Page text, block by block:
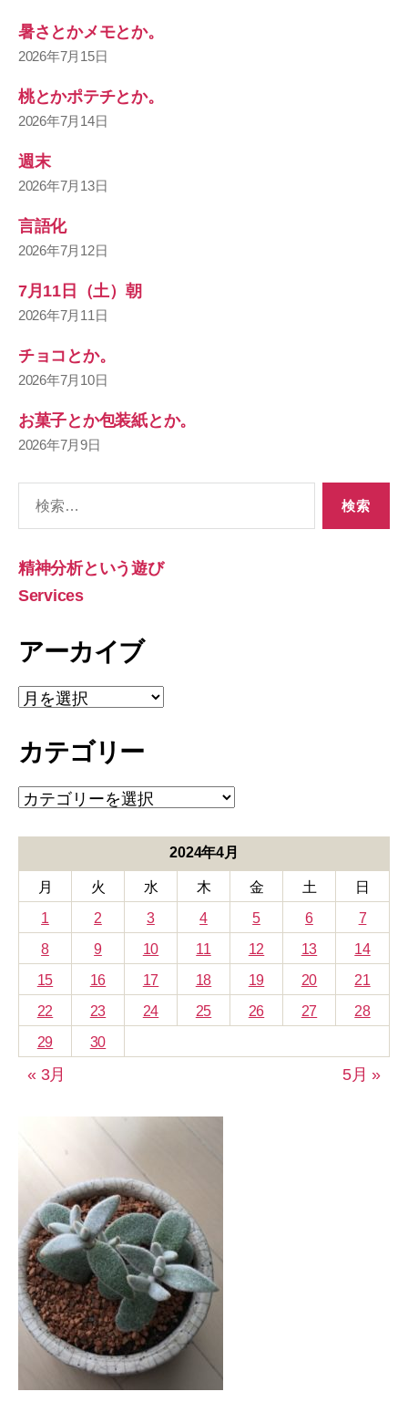
暑さとかメモとか。
2026年7月15日
桃とかポテチとか。
2026年7月14日
週末
2026年7月13日
言語化
2026年7月12日
7月11日（土）朝
2026年7月11日
チョコとか。
2026年7月10日
お菓子とか包装紙とか。
2026年7月9日
象:
精神分析という遊び
Services
アーカイブ
ア
ー
イ
カテゴリー
カ
テ
ー
2024年4月
月 火 水 木 金 土
日
1
2 3 4 5 6
7
8
9 10 11 12 13
14
15
16 17 18 19 20
21
22
23 24 25 26 27
28
29
30
« 3月 5月 »